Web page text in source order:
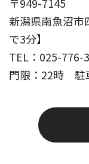
新潟県南魚沼
で3分】
TEL：025-776-
門限：22時 駐